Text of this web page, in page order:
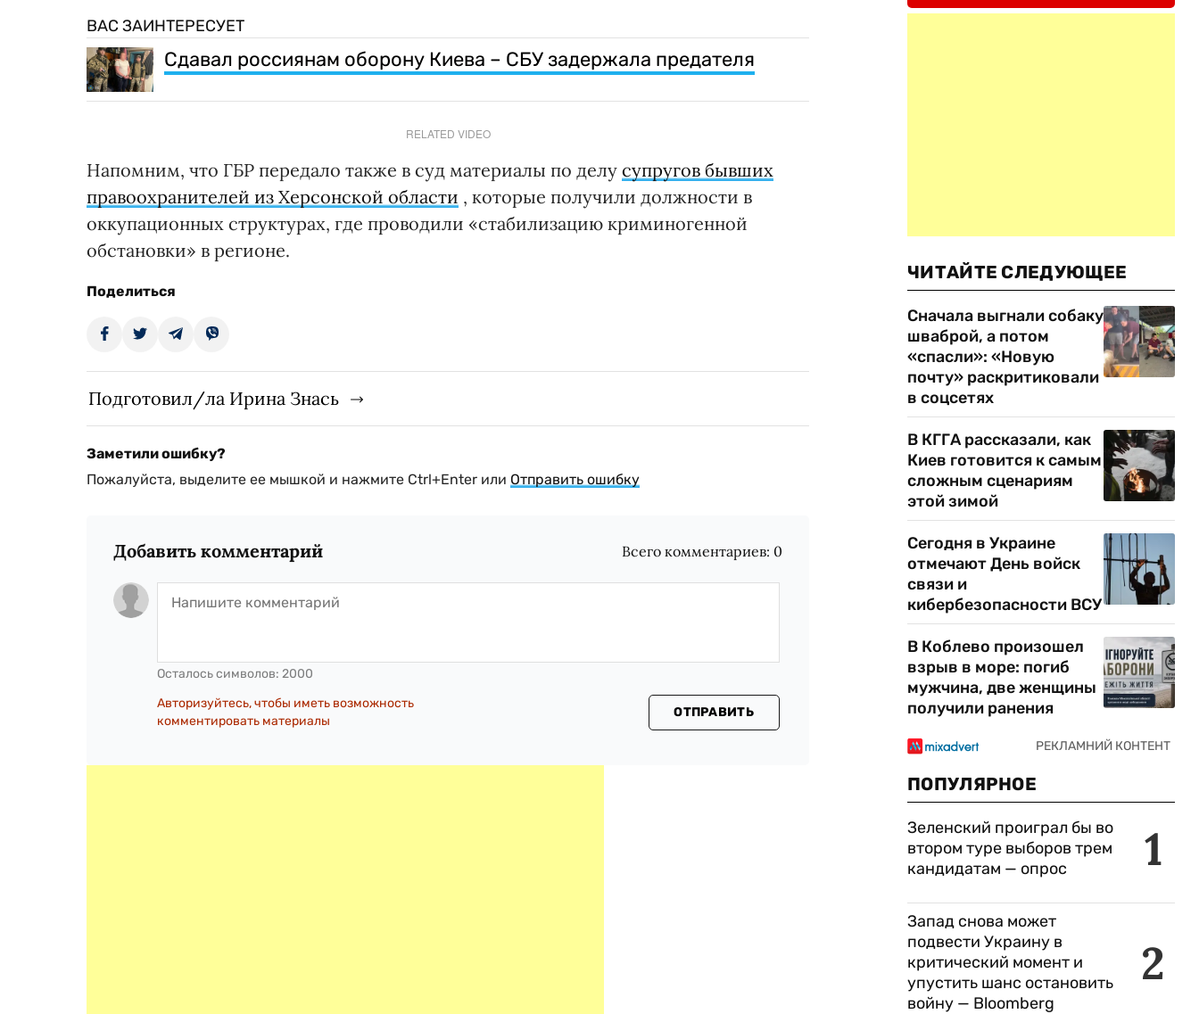
ВАС ЗАИНТЕРЕСУЕТ
Сдавал россиянам оборону Киева – СБУ задержала предателя
RELATED VIDEO
Напомним, что ГБР передало также в суд материалы по делу супругов бывших
правоохранителей из Херсонской области , которые получили должности в
оккупационных структурах, где проводили «стабилизацию криминогенной
обстановки» в регионе.
Поделиться
Подготовил/ла Ирина Знась
Заметили ошибку?
Пожалуйста, выделите ее мышкой и нажмите Ctrl+Enter или Отправить ошибку
Добавить комментарий Всего комментариев: 0
Осталось символов: 2000
Авторизуйтесь, чтобы иметь возможность
комментировать материалы
ОТПРАВИТЬ
ЧИТАЙТЕ СЛЕДУЮЩЕЕ
Сначала выгнали собаку
шваброй, а потом
«спасли»: «Новую
почту» раскритиковали
в соцсетях
В КГГА рассказали, как
Киев готовится к самым
сложным сценариям
этой зимой
Сегодня в Украине
отмечают День войск
связи и
кибербезопасности ВСУ
В Коблево произошел
взрыв в море: погиб
мужчина, две женщины
получили ранения
ПОПУЛЯРНОЕ
1
Зеленский проиграл бы во
втором туре выборов трем
кандидатам — опрос
2
Запад снова может
подвести Украину в
критический момент и
упустить шанс остановить
войну — Bloomberg